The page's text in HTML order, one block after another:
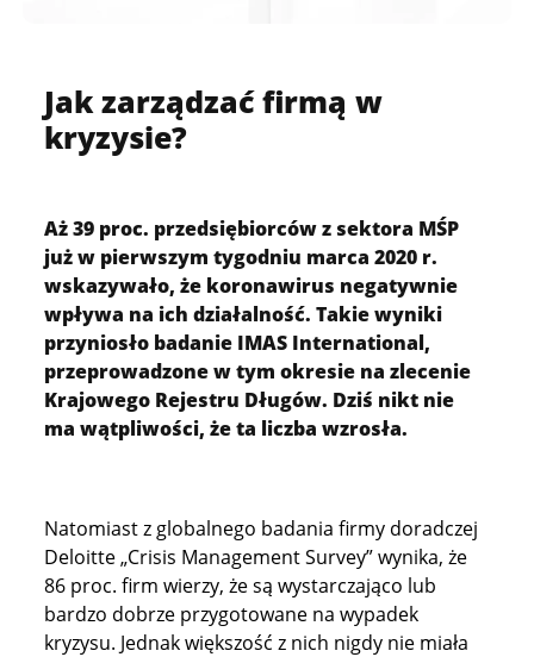
Jak zarządzać firmą w
kryzysie?
Aż 39 proc. przedsiębiorców z sektora MŚP
już w pierwszym tygodniu marca 2020 r.
wskazywało, że koronawirus negatywnie
wpływa na ich działalność. Takie wyniki
przyniosło badanie IMAS International,
przeprowadzone w tym okresie na zlecenie
Krajowego Rejestru Długów. Dziś nikt nie
ma wątpliwości, że ta liczba wzrosła.
Natomiast z globalnego badania firmy doradczej
Deloitte „Crisis Management Survey” wynika, że
86 proc. firm wierzy, że są wystarczająco lub
bardzo dobrze przygotowane na wypadek
kryzysu. Jednak większość z nich nigdy nie miała